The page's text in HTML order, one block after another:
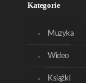
Kategorie
Muzyka
Wideo
Książki